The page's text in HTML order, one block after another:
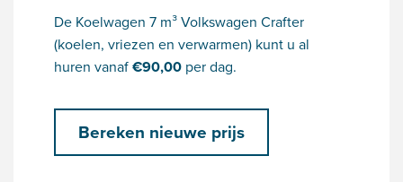
De Koelwagen 7 m³ Volkswagen Crafter
(koelen, vriezen en verwarmen) kunt u al
huren vanaf€90,00 per dag.
Bereken nieuwe prijs